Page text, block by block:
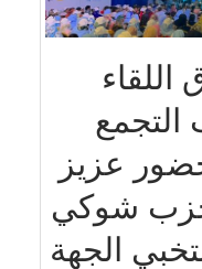
اللقاء
التجمع
عزيز
شوكي
الجهة